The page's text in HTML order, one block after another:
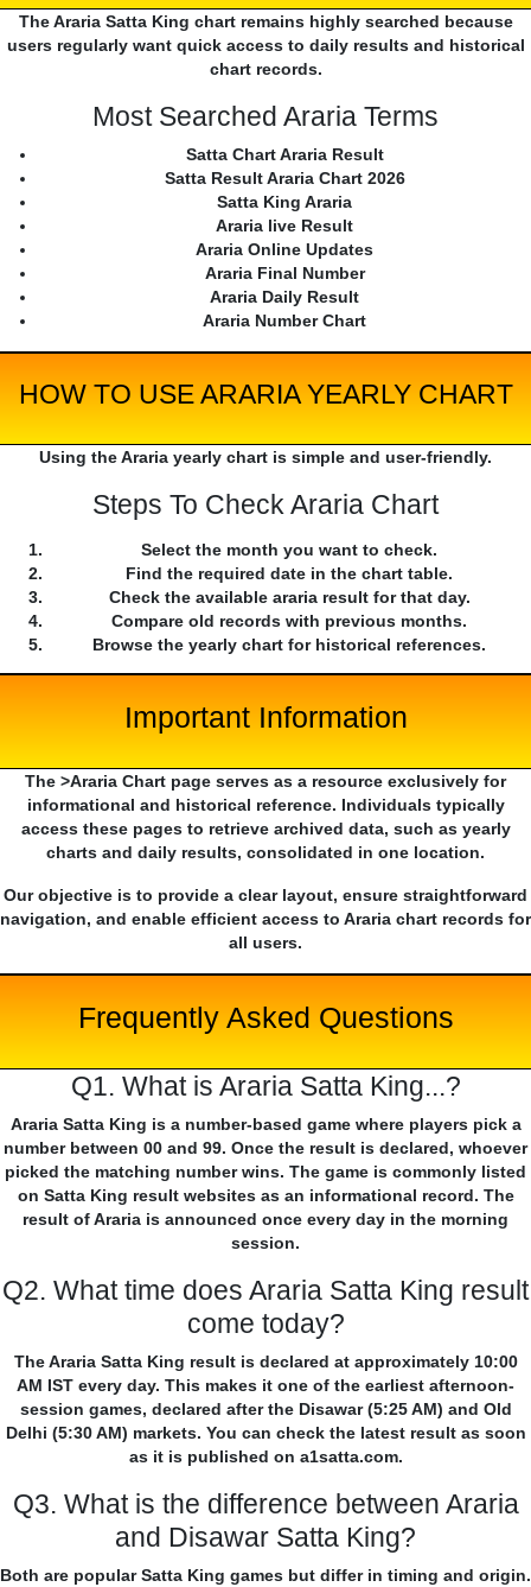
The Araria Satta King chart remains highly searched because
users regularly want quick access to daily results and historical
chart records.
Most Searched Araria Terms
Satta Chart Araria Result
Satta Result Araria Chart 2026
Satta King Araria
Araria live Result
Araria Online Updates
Araria Final Number
Araria Daily Result
Araria Number Chart
HOW TO USE ARARIA YEARLY CHART
Using the Araria yearly chart is simple and user-friendly.
Steps To Check Araria Chart
Select the month you want to check.
Find the required date in the chart table.
Check the available araria result for that day.
Compare old records with previous months.
Browse the yearly chart for historical references.
Important Information
The >Araria Chart page serves as a resource exclusively for
informational and historical reference. Individuals typically
access these pages to retrieve archived data, such as yearly
charts and daily results, consolidated in one location.
Our objective is to provide a clear layout, ensure straightforward
navigation, and enable efficient access to Araria chart records for
all users.
Frequently Asked Questions
Q1. What is Araria Satta King...?
Araria Satta King is a number-based game where players pick a
number between 00 and 99. Once the result is declared, whoever
picked the matching number wins. The game is commonly listed
on Satta King result websites as an informational record. The
result of Araria is announced once every day in the morning
session.
Q2. What time does Araria Satta King result
come today?
The Araria Satta King result is declared at approximately 10:00
AM IST every day. This makes it one of the earliest afternoon-
session games, declared after the Disawar (5:25 AM) and Old
Delhi (5:30 AM) markets. You can check the latest result as soon
as it is published on a1satta.com.
Q3. What is the difference between Araria
and Disawar Satta King?
Both are popular Satta King games but differ in timing and origin.